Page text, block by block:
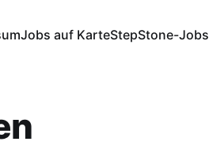
Jobs auf KarteStepStone-Jobs